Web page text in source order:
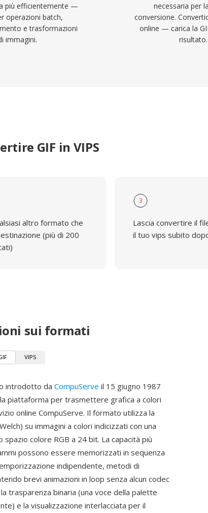
più efficientemente —
operazioni batch,
e trasformazioni
immagini.
necessaria per
conversione.
online — carica la
risultato.
GIF in VIPS
altro formato che
(più di 200
3
Lascia convertire il
il tuo vips subito
sui formati
VIPS
introdotto da CompuServe il 15 giugno 1987
piattaforma per trasmettere grafica a colori
online CompuServe. Il formato utilizza la
su immagini a colori indicizzati con una
colore RGB a 24 bit. La capacità più
possono essere memorizzati in sequenza
indipendente, metodi di
brevi animazioni in loop senza alcun codec
trasparenza binaria (una voce della palette
e la visualizzazione interlacciata per il